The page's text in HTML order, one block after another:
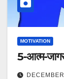
MOTIVATION
5-आत्म-